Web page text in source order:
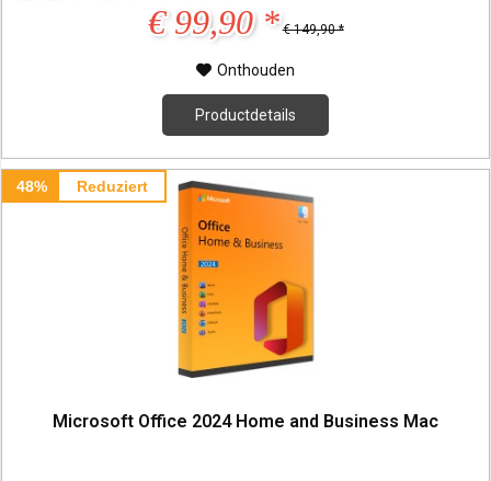
€ 99,90 * € 149,90 *
Onthouden
Productdetails
48% Reduziert
Microsoft Office 2024 Home and Business Mac